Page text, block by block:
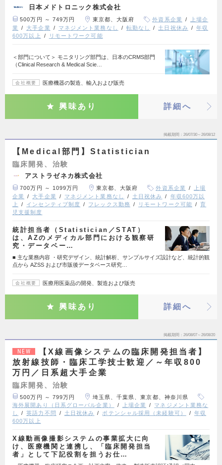
日本メドトロニック株式会社
500万円 ～ 749万円 東京都、大阪府 外資系企業
上場企
業
大手企業 マネジメント業務なし 転勤なし 土日祝休み
年収
600万以上
リモートワーク可能
＜部門について＞ モニタリング部門は、日本のCRMS部門
（Clinical Research & Medical Scie…
会社概要 医療機器の製造、輸入および販売
興味あり 詳細へ
掲載期間 26/07/30～26/08/12
【Medical部門】Statistician
臨床開発、治験
アストラゼネカ株式会社
700万円 ～ 1099万円 東京都、大阪府 外資系企業
上場
企業
大手企業 マネジメント業務なし 土日祝休み
年収600万以
上
インセンティブ制度 フレックス勤務 リモートワーク可能
育
児支援制度
統計担当者（Statistician／STAT）
は、AZのメディカル部門における観察研
究・データベー…
■ 主な業務内容 ・研究デザイン、統計解析、サンプルサイズ設計など、統計的観
点から AZSS および市販後データベース研究…
会社概要 医療用医薬品の開発、製造および販売
興味あり 詳細へ
掲載期間 26/08/07～26/08/20
NEW
【X線画像システムの臨床開発担当者】
放射線技師・臨床工学技士歓迎／～年収800
万円／日系超大手企業
臨床開発、治験
500万円 ～ 799万円
埼玉県、千葉県、東京都、神奈川県
海外展開あり（日系グローバル企業）
上場企業
マネジメント業務な
し
英語力不問 土日祝休み ポテンシャル採用（未経験可）
年収
600万以上
X線動画像撮影システムの事業拡大に向
け、医療機関と連携し、「臨床開発担当
者」として下記役割を担うお仕…